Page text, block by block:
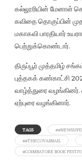
கல்லூரியின் மேனாள்
கவிதை தொகுப்பின்
மகாகவி பாரதியார்
பெற்றுக்கொண்டார்.
திருப்பூர் முத்தமிழ்
புத்தகக் கண்காட்சி
வாழ்த்துரை வழங்கினர்.
ஏற்புரை வழங்கினார்.
TAGS
##THECOVAIMAIL
#COIMBATORE BOOK